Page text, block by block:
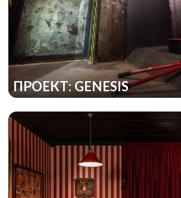
ПРОЕКТ: GENESIS